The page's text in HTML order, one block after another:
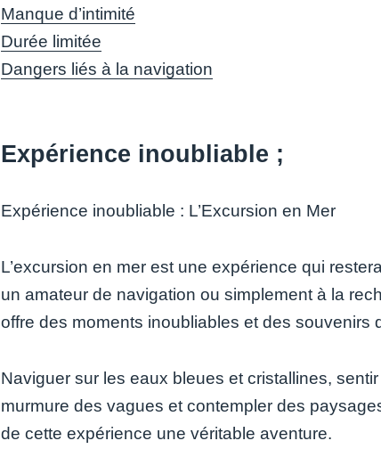
Manque d’intimité
Durée limitée
Dangers liés à la navigation
Expérience inoubliable ;
Expérience inoubliable : L’Excursion en Mer
L’excursion en mer est une expérience qui
un amateur de navigation ou simplement à la
offre des moments inoubliables et des souvenirs
Naviguer sur les eaux bleues et cristallines,
murmure des vagues et contempler des
de cette expérience une véritable aventure.